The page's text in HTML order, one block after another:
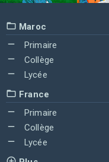
Maroc
Primaire
Collège
Lycée
France
Primaire
Collège
Lycée